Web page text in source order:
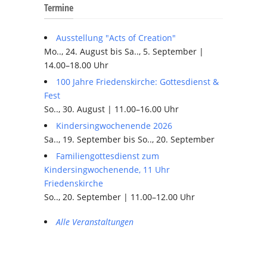
Termine
Ausstellung "Acts of Creation"
Mo.., 24. August bis Sa.., 5. September |
14.00–18.00 Uhr
100 Jahre Friedenskirche: Gottesdienst &
Fest
So.., 30. August | 11.00–16.00 Uhr
Kindersingwochenende 2026
Sa.., 19. September bis So.., 20. September
Familiengottesdienst zum
Kindersingwochenende, 11 Uhr
Friedenskirche
So.., 20. September | 11.00–12.00 Uhr
Alle Veranstaltungen